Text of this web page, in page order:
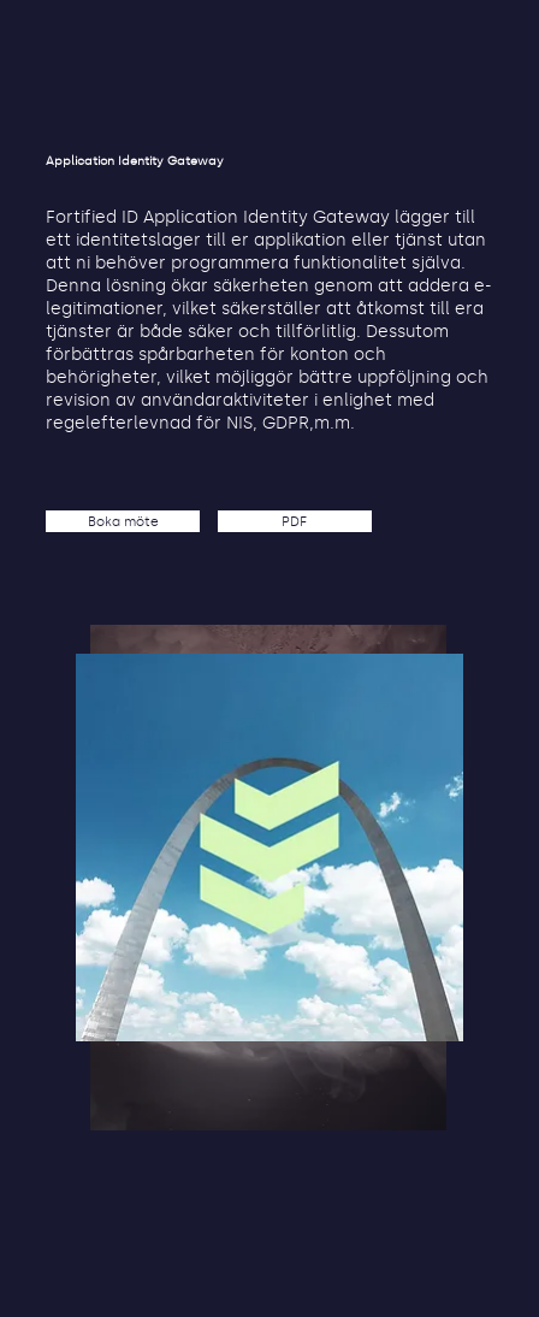
Application Identity Gateway
Fortified ID Application Identity Gateway lägger till
ett identitetslager till er applikation eller tjänst utan
att ni behöver programmera funktionalitet själva.
Denna lösning ökar säkerheten genom att addera e-
legitimationer, vilket säkerställer att åtkomst till era
tjänster är både säker och tillförlitlig. Dessutom
förbättras spårbarheten för konton och
behörigheter, vilket möjliggör bättre uppföljning och
revision av användaraktiviteter i enlighet med
regelefterlevnad för NIS, GDPR,m.m.
Boka möte PDF